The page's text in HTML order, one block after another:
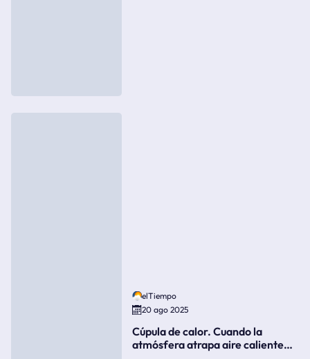
elTiempo
20 ago 2025
Cúpula de calor. Cuando la
atmósfera atrapa aire caliente